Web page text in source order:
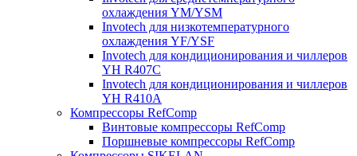
охлаждения YM/YSM
Invotech для низкотемпературного
охлаждения YF/YSF
Invotech для кондиционирования и чиллеров
YH R407C
Invotech для кондиционирования и чиллеров
YH R410A
Компрессоры RefComp
Винтовые компрессоры RefComp
Поршневые компрессоры RefComp